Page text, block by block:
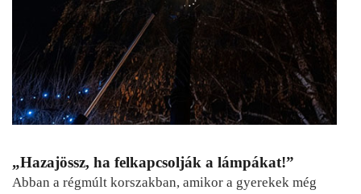
„Hazajössz, ha felkapcsolják a lámpákat!”
Abban a régmúlt korszakban, amikor a gyerekek még